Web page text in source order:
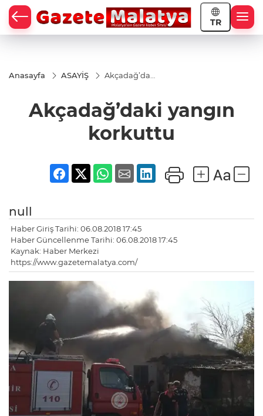
TR
Anasayfa ASAYİŞ
Akçadağ’daki
Akçadağ’daki yangın
korkuttu
null
Haber Giriş Tarihi: 06.08.2018 17:45
Haber Güncellenme Tarihi: 06.08.2018 17:45
Kaynak: Haber Merkezi
https://www.gazetemalatya.com/